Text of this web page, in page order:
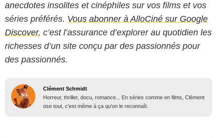
anecdotes insolites et cinéphiles sur vos films et vos
séries préférés. Vous abonner à AlloCiné sur Google
Discover, c’est l’assurance d’explorer au quotidien les
richesses d’un site conçu par des passionnés pour
des passionnés.
Clément Schmidt
Horreur, thriller, docu, romance... En séries comme en films, Clément
ose tout, c'est même à ça qu'on le reconnaît.